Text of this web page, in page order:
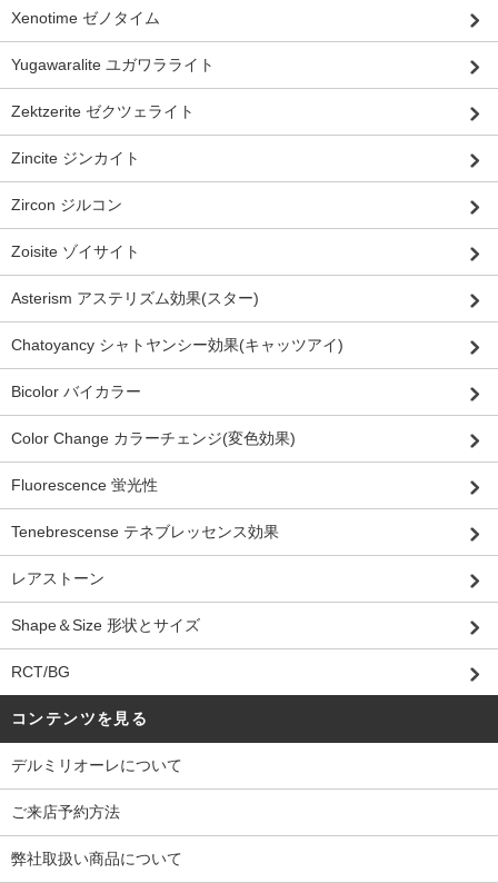
Xenotime ゼノタイム
Yugawaralite ユガワラライト
Zektzerite ゼクツェライト
Zincite ジンカイト
Zircon ジルコン
Zoisite ゾイサイト
Asterism アステリズム効果(スター)
Chatoyancy シャトヤンシー効果(キャッツアイ)
Bicolor バイカラー
Color Change カラーチェンジ(変色効果)
Fluorescence 蛍光性
Tenebrescense テネブレッセンス効果
レアストーン
Shape＆Size 形状とサイズ
RCT/BG
コンテンツを見る
デルミリオーレについて
ご来店予約方法
弊社取扱い商品について